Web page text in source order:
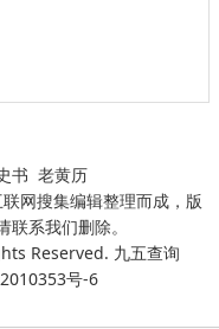
书 老黄历
网搜集编辑整理而成，版
系我们删除。
Reserved. 九五查询
号-6